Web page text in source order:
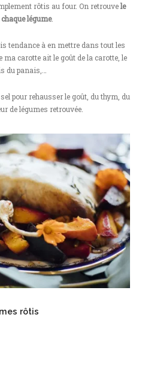
rôtis au four. On retrouvele
légume.
tendance à en mettre dans tout les
ma carotte ait le goût de la carotte, le
du panais,…
sel pour rehausser le goût, du thym, du
de légumes retrouvée.
rôtis